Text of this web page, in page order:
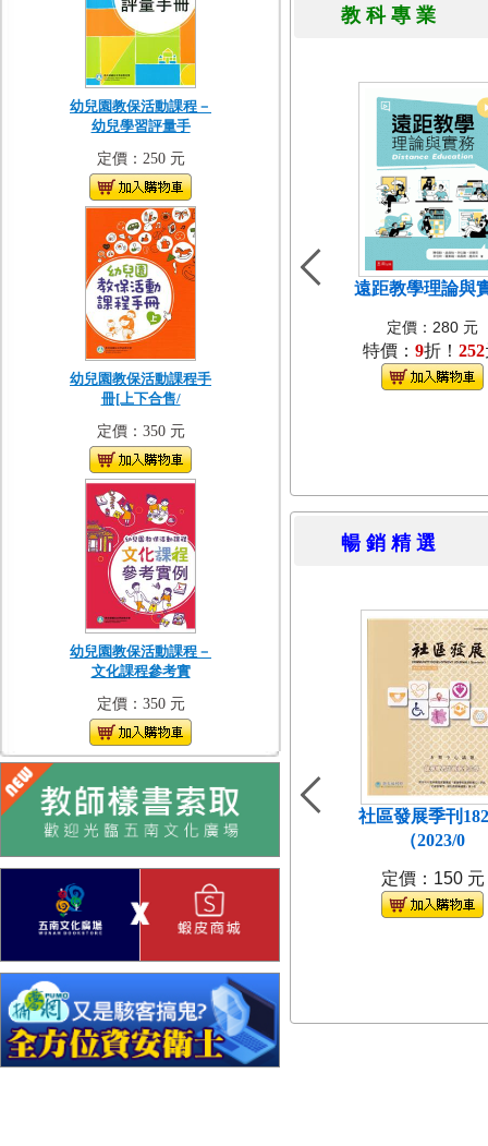
幼兒園教保活動課程－
幼兒學習評量手
定價：250 元
幼兒園教保活動課程手
冊[上下合售/
定價：350 元
幼兒園教保活動課程－
文化課程參考實
定價：350 元
教 科 專
遠距教學理論與
定價：280 元
特價： 9折！ 252
暢 銷 精
社區發展季刊
（2023/0
定價：150 元